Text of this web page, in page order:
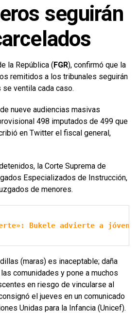
seguirán
la República (FGR), confirmó que la
remitidos a los tribunales seguirán
ventila cada caso.
nueve audiencias masivas
498 imputados de 499 que
en Twitter el fiscal general,
la Corte Suprema de
Especializados de Instrucción,
de menores.
Bukele advierte a
(maras) es inaceptable; daña
comunidades y pone a muchos
en riesgo de vincularse al
el jueves en un comunicado
Unidas para la Infancia (Unicef).